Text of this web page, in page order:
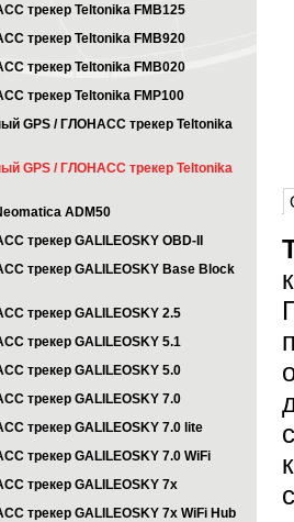
трекер Teltonika FMB125
трекер Teltonika FMB920
трекер Teltonika FMB020
трекер Teltonika FMP100
GPS / ГЛОНАСС трекер Teltonika
GPS / ГЛОНАСС трекер Teltonika
ADM50
трекер GALILEOSKY OBD-II
трекер GALILEOSKY Base Block
трекер GALILEOSKY 2.5
трекер GALILEOSKY 5.1
трекер GALILEOSKY 5.0
трекер GALILEOSKY 7.0
трекер GALILEOSKY 7.0 lite
трекер GALILEOSKY 7.0 WiFi
трекер GALILEOSKY 7x
трекер GALILEOSKY 7x WiFi Hub